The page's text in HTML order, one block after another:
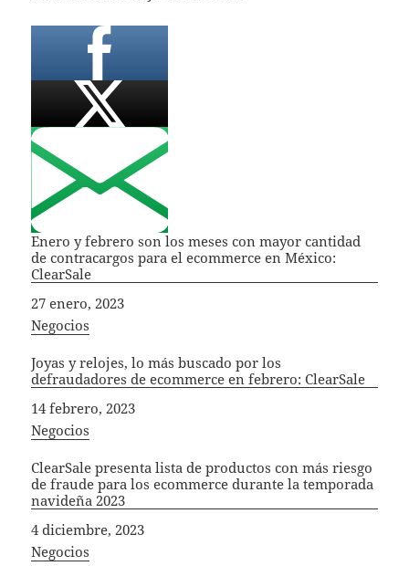
Enero y febrero son los meses con mayor cantidad
de contracargos para el ecommerce en México:
ClearSale
Fecha
27 enero, 2023
In relation to
Negocios
Joyas y relojes, lo más buscado por los
defraudadores de ecommerce en febrero: ClearSale
Fecha
14 febrero, 2023
In relation to
Negocios
ClearSale presenta lista de productos con más riesgo
de fraude para los ecommerce durante la temporada
navideña 2023
Fecha
4 diciembre, 2023
In relation to
Negocios